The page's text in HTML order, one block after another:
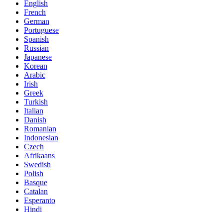
English
French
German
Portuguese
Spanish
Russian
Japanese
Korean
Arabic
Irish
Greek
Turkish
Italian
Danish
Romanian
Indonesian
Czech
Afrikaans
Swedish
Polish
Basque
Catalan
Esperanto
Hindi